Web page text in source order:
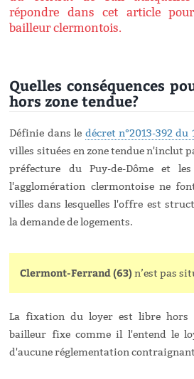
répondre dans cet article
bailleur clermontois.
Quelles conséquences
hors zone tendue?
Définie dans le décret n°2013-392 du
villes situées en zone tendue n'inclut
préfecture du Puy-de-Dôme et
l'agglomération clermontoise ne
villes dans lesquelles l'offre est
la demande de logements.
Clermont-Ferrand (63) n’est pas
La fixation du loyer est libre hors
bailleur fixe comme il l'entend le
d'aucune réglementation